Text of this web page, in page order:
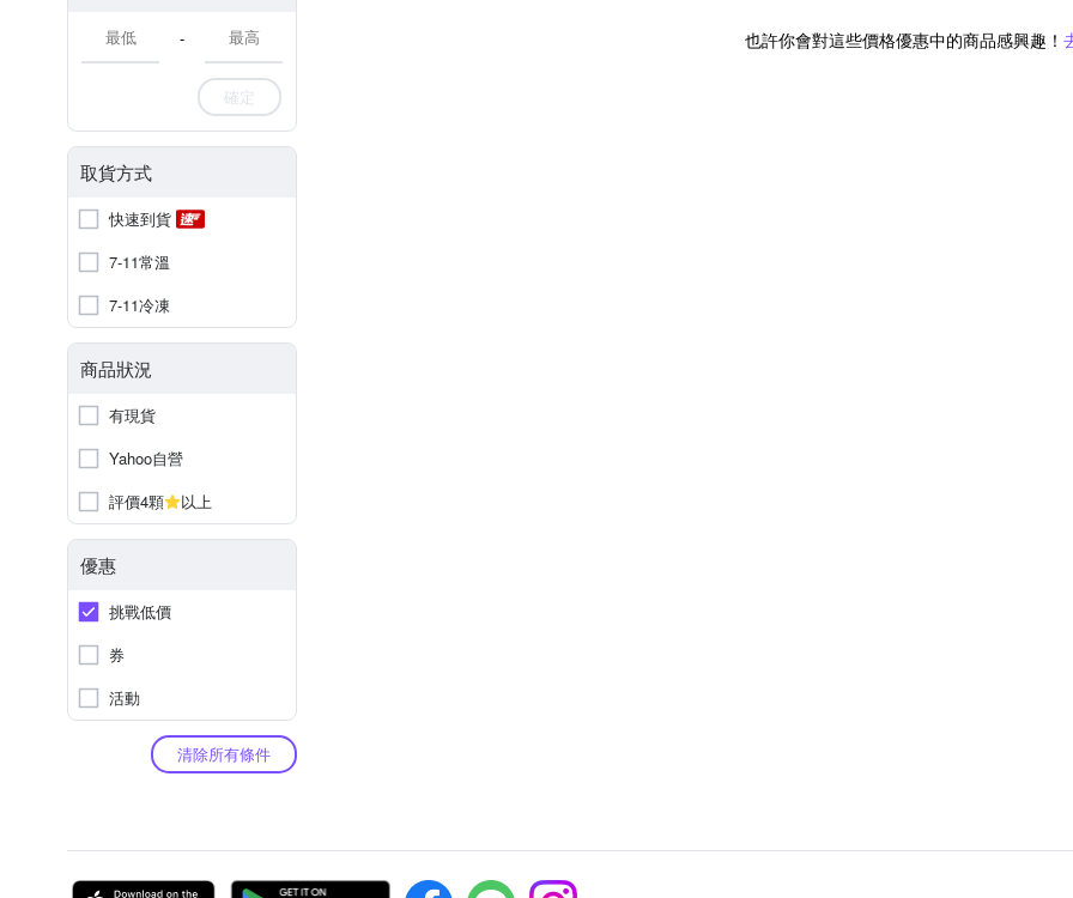
-
確定
取貨方式
快速到貨
7-11常溫
7-11冷凍
商品狀況
有現貨
Yahoo自營
評價4顆
以上
優惠
挑戰低價
券
活動
清除所有條件
也許你會對這些價格優惠中的商品感興趣！